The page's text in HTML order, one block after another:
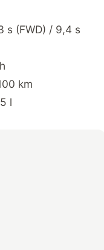
s (FWD) / 9,4 s
km
l